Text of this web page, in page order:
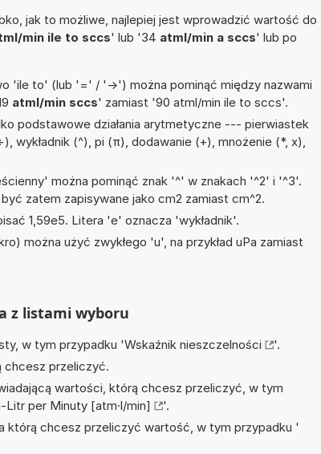
jak to możliwe, najlepiej jest wprowadzić wartość do
min ile to sccs' lub '34 atml/min a sccs' lub po
'ile to' (lub '=' / '->') można pominąć między nazwami
atml/min sccs' zamiast '90 atml/min ile to sccs'.
podstawowe działania arytmetyczne --- pierwiastek
wykładnik (^), pi (π), dodawanie (+), mnożenie (*, x),
można pominąć znak '^' w znakach '^2' i '^3'.
zatem zapisywane jako cm2 zamiast cm^2.
1,59e5. Litera 'e' oznacza 'wykładnik'.
można użyć zwykłego 'u', na przykład uPa zamiast
z listami wyboru
w tym przypadku 'Wskaźnik nieszczelności
'.
chcesz przeliczyć.
wartości, którą chcesz przeliczyć, w tym
per Minuty [atm·l/min]
'.
którą chcesz przeliczyć wartość, w tym przypadku '